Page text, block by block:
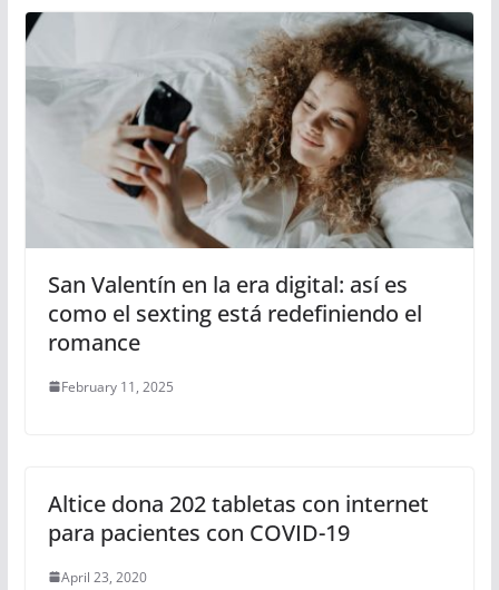
San Valentín en la era digital: así es
como el sexting está redefiniendo el
romance
February 11, 2025
Altice dona 202 tabletas con internet
para pacientes con COVID-19
April 23, 2020